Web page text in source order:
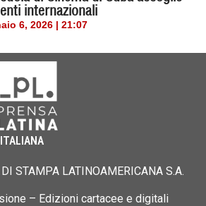
internazionali
6, 2026 | 21:07
STAMPA LATINOAMERICANA S.A.
– Edizioni cartacee e digitali